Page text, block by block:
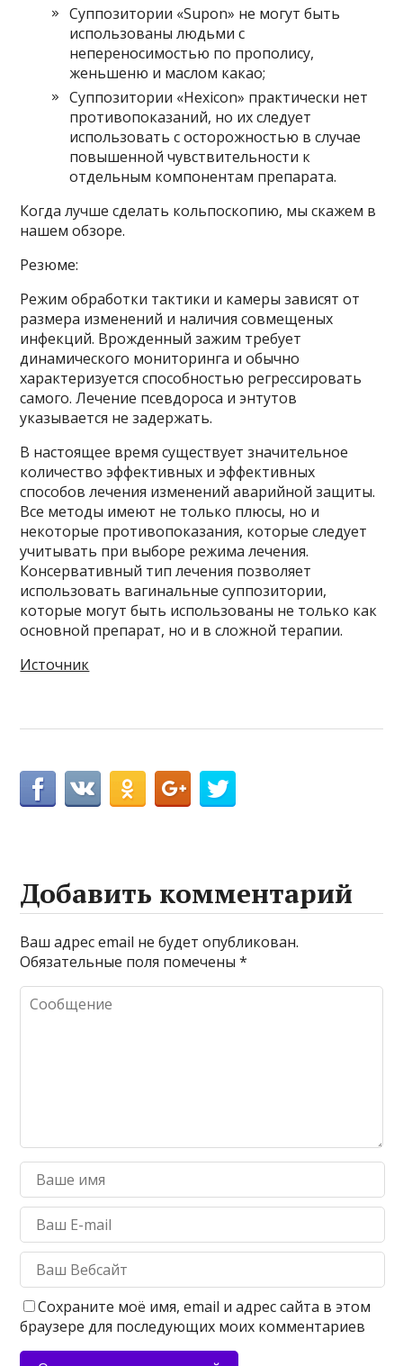
Суппозитории «Supon» не могут быть
использованы людьми с
непереносимостью по прополису,
женьшеню и маслом какао;
Суппозитории «Hexicon» практически нет
противопоказаний, но их следует
использовать с осторожностью в случае
повышенной чувствительности к
отдельным компонентам препарата.
Когда лучше сделать кольпоскопию, мы скажем в
нашем обзоре.
Резюме:
Режим обработки тактики и камеры зависят от
размера изменений и наличия совмещеных
инфекций. Врожденный зажим требует
динамического мониторинга и обычно
характеризуется способностью регрессировать
самого. Лечение псевдороса и энтутов
указывается не задержать.
В настоящее время существует значительное
количество эффективных и эффективных
способов лечения изменений аварийной защиты.
Все методы имеют не только плюсы, но и
некоторые противопоказания, которые следует
учитывать при выборе режима лечения.
Консервативный тип лечения позволяет
использовать вагинальные суппозитории,
которые могут быть использованы не только как
основной препарат, но и в сложной терапии.
Источник
Добавить комментарий
Ваш адрес email не будет опубликован.
Обязательные поля помечены*
Сохраните моё имя, email и адрес сайта в этом
браузере для последующих моих комментариев